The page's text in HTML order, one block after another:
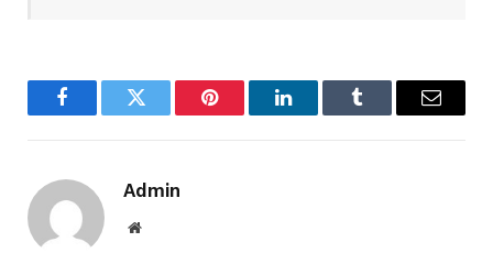
FacebookTwitter Pinterest LinkedInTumblr Email
Admin
Website